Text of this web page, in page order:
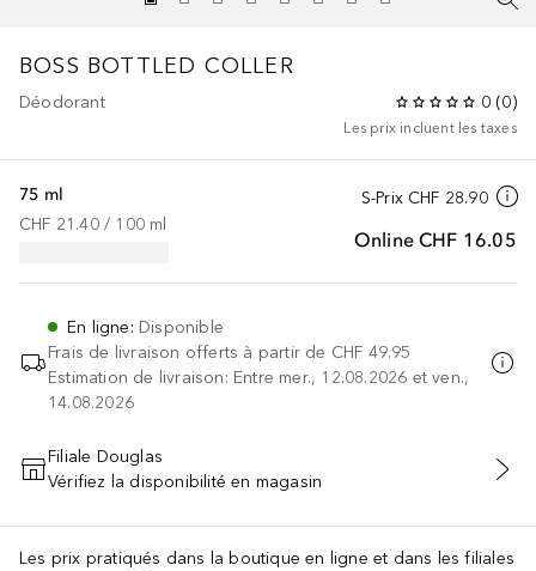
BOSS BOTTLED COLLER
Déodorant 0 (0)
Les prix incluent les taxes
S-Prix CHF 28.90
Online CHF 16.05
75 ml
CHF 21.40 / 100 ml
En ligne: Disponible
Frais de livraison offerts à partir de CHF 49.95
Estimation de livraison: Entre mer., 12.08.2026 et ven.,
14.08.2026
AJOUTER AU PANIER
Filiale Douglas
Vérifiez la disponibilité en magasin
Les prix pratiqués dans la boutique en ligne et dans les filiales